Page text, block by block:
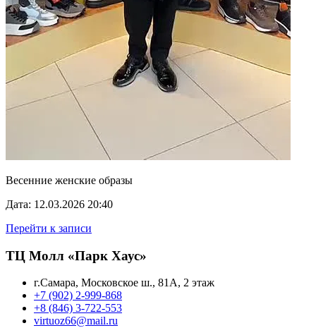
Весенние женские образы
Дата: 12.03.2026 20:40
Перейти к записи
ТЦ Молл «Парк Хаус»
г.Самара, Московское ш., 81А, 2 этаж
+7 (902) 2-999-868
+8 (846) 3-722-553
virtuoz66@mail.ru